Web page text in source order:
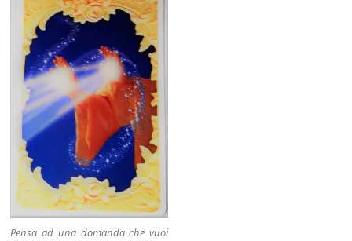
Pensa ad una domanda che vuoi